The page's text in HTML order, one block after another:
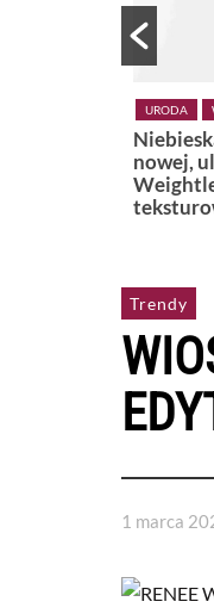
INNE
Od
Miejsca,
czym
Trendy
1 marca